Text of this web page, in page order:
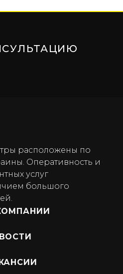
расположены по
Оперативность и
услуг
большого